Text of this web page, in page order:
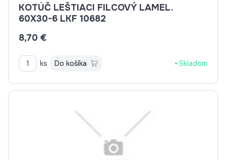
KOTÚČ LEŠTIACI FILCOVÝ LAMEL.
60X30-6 LKF 10682
8,70 €
ks Do košíka Skladom